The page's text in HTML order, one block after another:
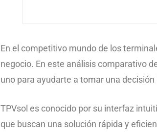
En el competitivo mundo de los
negocio. En este análisis comparativo
uno para ayudarte a tomar una
TPVsol es conocido por su interfaz
que buscan una solución rápida y